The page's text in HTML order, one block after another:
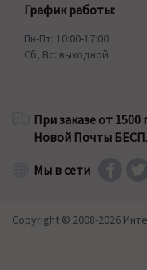
График работы:
Пн-Пт: 10:00-17:00
Сб, Вс: выходной
При заказе от
Новой Почты
Мы в сети
Copyright © 2008-2026